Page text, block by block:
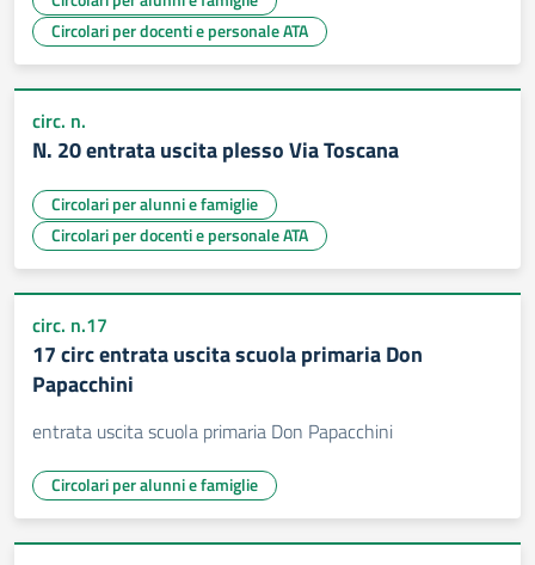
Circolari per docenti e personale ATA
circ. n.
N. 20 entrata uscita plesso Via Toscana
Circolari per alunni e famiglie
Circolari per docenti e personale ATA
circ. n.17
17 circ entrata uscita scuola primaria Don
Papacchini
entrata uscita scuola primaria Don Papacchini
Circolari per alunni e famiglie